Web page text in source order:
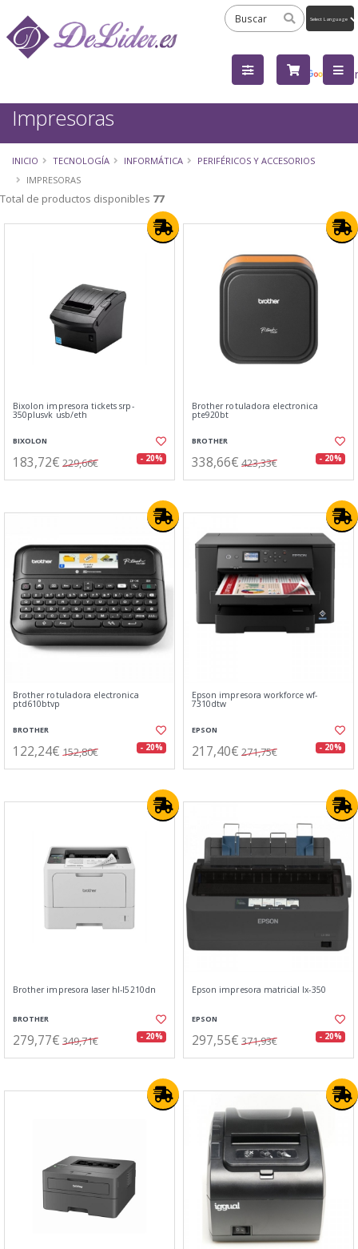
by
Impresoras
INICIO TECNOLOGÍA INFORMÁTICA
PERIFÉRICOS Y ACCESORIOS
IMPRESORAS
Total de productos disponibles 77
Bixolon impresora tickets srp-
350plusvk usb/eth
BIXOLON
183,72€ 229,66€ - 20%
Brother rotuladora electronica
pte920bt
BROTHER
338,66€ 423,33€ - 20%
Brother rotuladora electronica
ptd610btvp
BROTHER
122,24€ 152,80€ - 20%
Epson impresora workforce wf-
7310dtw
EPSON
217,40€ 271,75€ - 20%
Brother impresora laser hl-l5210dn
BROTHER
279,77€ 349,71€ - 20%
Epson impresora matricial lx-350
EPSON
297,55€ 371,93€ - 20%